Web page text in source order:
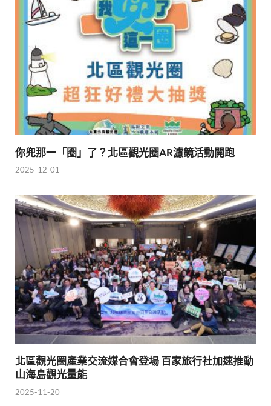
你兜那一「圈」了？北區觀光圈AR濾鏡活動開跑
2025-12-01
北區觀光圈產業交流媒合會登場 百家旅行社加速推動
山海島觀光量能
2025-11-20